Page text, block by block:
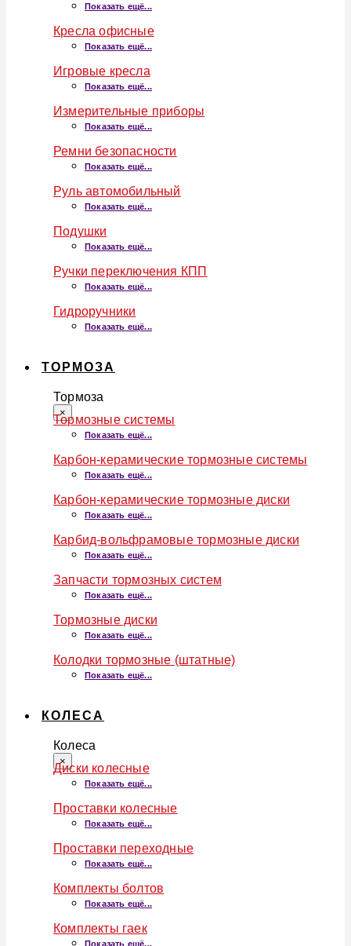
Показать ещё...
Кресла офисные
Показать ещё...
Игровые кресла
Показать ещё...
Измерительные приборы
Показать ещё...
Ремни безопасности
Показать ещё...
Руль автомобильный
Показать ещё...
Подушки
Показать ещё...
Ручки переключения КПП
Показать ещё...
Гидроручники
Показать ещё...
ТОРМОЗА
Тормоза
×
Тормозные системы
Показать ещё...
Карбон-керамические тормозные системы
Показать ещё...
Карбон-керамические тормозные диски
Показать ещё...
Карбид-вольфрамовые тормозные диски
Показать ещё...
Запчасти тормозных систем
Показать ещё...
Тормозные диски
Показать ещё...
Колодки тормозные (штатные)
Показать ещё...
КОЛЕСА
Колеса
×
Диски колесные
Показать ещё...
Проставки колесные
Показать ещё...
Проставки переходные
Показать ещё...
Комплекты болтов
Показать ещё...
Комплекты гаек
Показать ещё...